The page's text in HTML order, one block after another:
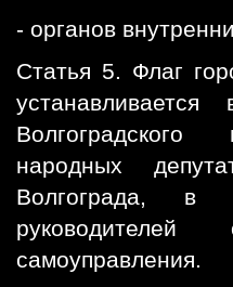
- органов
Статья 5. Флаг
Волгоградского
народных
Волгограда, в
руководителей
самоуправления.